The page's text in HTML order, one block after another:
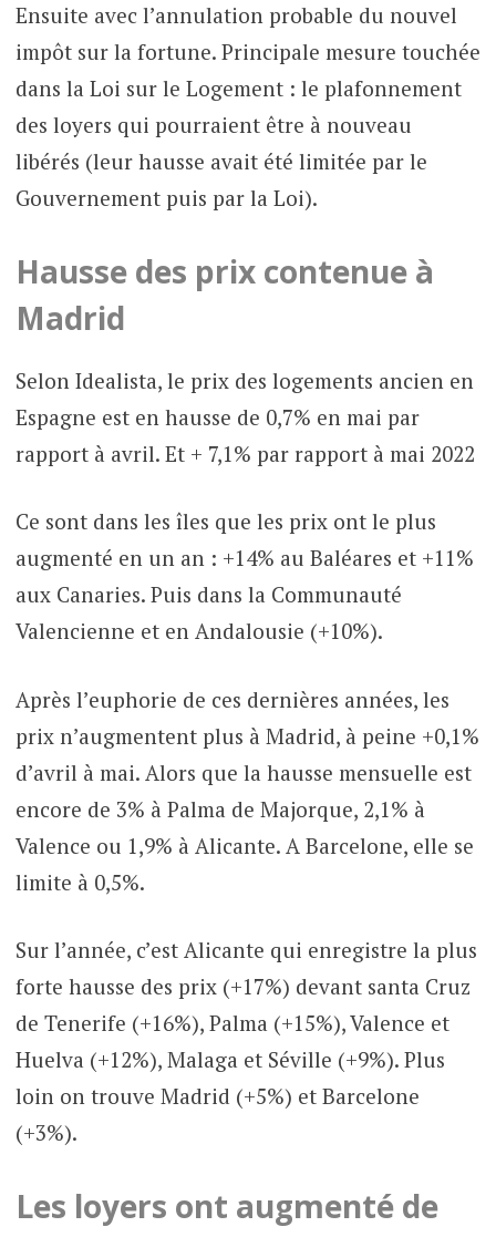
Ensuite avec l’annulation probable du nouvel
impôt sur la fortune. Principale mesure touchée
dans la Loi sur le Logement : le plafonnement
des loyers qui pourraient être à nouveau
libérés (leur hausse avait été limitée par le
Gouvernement puis par la Loi).
Hausse des prix contenue à
Madrid
Selon Idealista, le prix des logements ancien en
Espagne est en hausse de 0,7% en mai par
rapport à avril. Et + 7,1% par rapport à mai 2022
Ce sont dans les îles que les prix ont le plus
augmenté en un an : +14% au Baléares et +11%
aux Canaries. Puis dans la Communauté
Valencienne et en Andalousie (+10%).
Après l’euphorie de ces dernières années, les
prix n’augmentent plus à Madrid, à peine +0,1%
d’avril à mai. Alors que la hausse mensuelle est
encore de 3% à Palma de Majorque, 2,1% à
Valence ou 1,9% à Alicante. A Barcelone, elle se
limite à 0,5%.
Sur l’année, c’est Alicante qui enregistre la plus
forte hausse des prix (+17%) devant santa Cruz
de Tenerife (+16%), Palma (+15%), Valence et
Huelva (+12%), Malaga et Séville (+9%). Plus
loin on trouve Madrid (+5%) et Barcelone
(+3%).
Les loyers ont augmenté de